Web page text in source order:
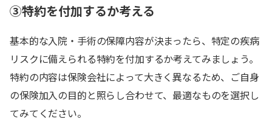
③特約を付加するか考える
基本的な入院・手術の保障内容が決まったら、特定の疾病
リスクに備えられる特約を付加するか考えてみましょう。
特約の内容は保険会社によって大きく異なるため、ご自身
の保険加入の目的と照らし合わせて、最適なものを選択し
てみてください。